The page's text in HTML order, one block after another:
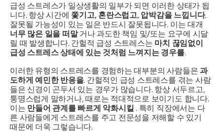
급성 스트레스가 일상생활의 일부가 되면 이러한 상태가 됩
니다. 항상 시간에 쫓기고, 혼란스럽고, 압박감을 느낍니다.
잘못될 가능성이 있는 일은 반드시 잘못됩니다. 이는 대개
너무 많은 일을 떠맡거나 과도한 책임 및/또는 요구에 시달
릴 때 발생합니다. 간헐적 급성 스트레스는 마치 끊임없이
급성 스트레스 상태에 있는 것처럼 느껴지는 경우를.
이러한 유형의 스트레스를 경험하는 대부분의 사람들은과
도하게 예민한 반응을. 간헐적인 급성 스트레스를 겪는 사람
들은 신경이 곤두서 있는 경우가 많습니다. 항상 서두르고,
퉁명스럽게 말하거나, 때로는 적대적으로 보이기도 합니다.
이는 만들어 관계를 빠르게 악화시킬 . 특히 직장에서는 다
른 사람들에게 스트레스를 주고 전문성을 저해할 수 있기
때문에 더욱 그렇습니다.